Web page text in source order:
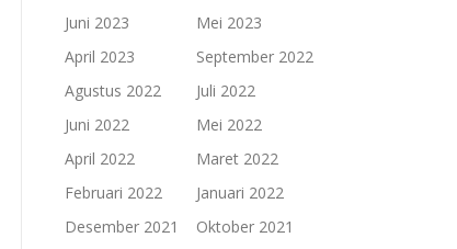
Juni 2023
Mei 2023
April 2023
September 2022
Agustus 2022
Juli 2022
Juni 2022
Mei 2022
April 2022
Maret 2022
Februari 2022
Januari 2022
Desember 2021
Oktober 2021